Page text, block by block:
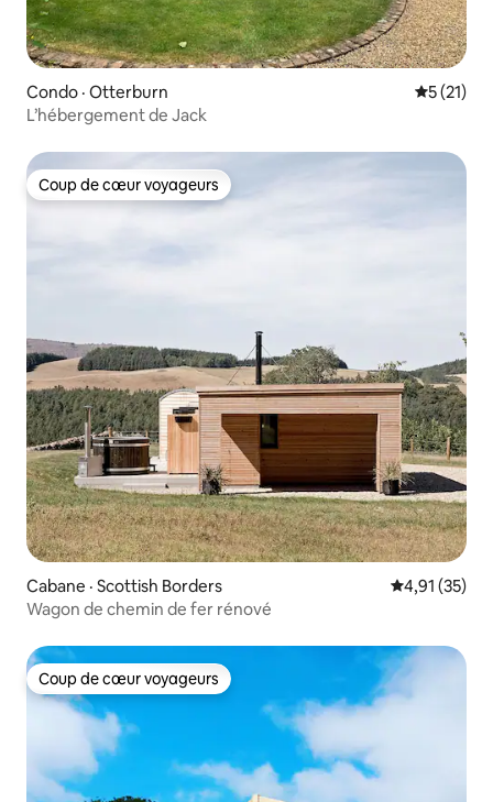
Condo · Otterburn Note
5 (21)
L’hébergement de Jack
Coup de cœur voyageurs
Coup de cœur voyageurs
Cabane · Scottish Borders Note
4,91 (35)
Wagon de chemin de fer rénové
Coup de cœur voyageurs
Coup de cœur voyageurs